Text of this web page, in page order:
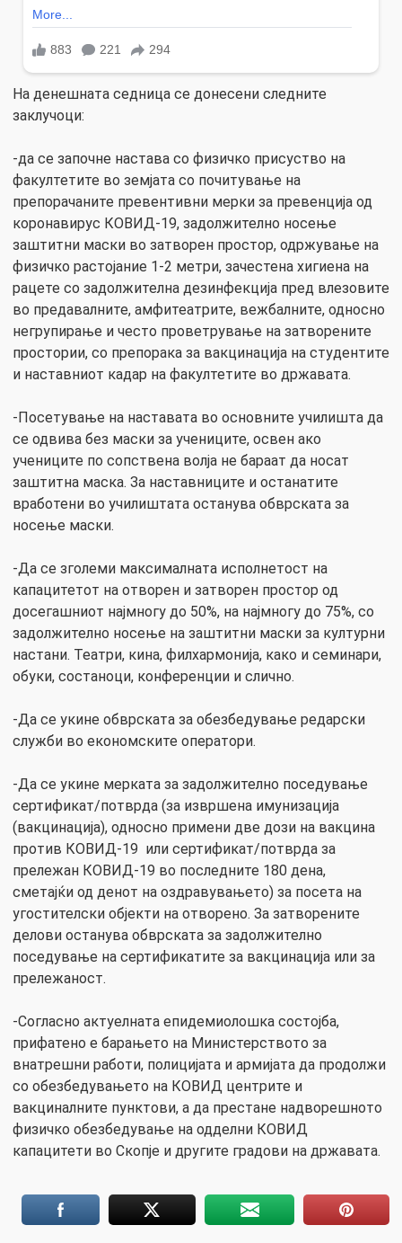
На денешната седница се донесени следните
заклучоци:
-да се започне настава со физичко присуство на
факултетите во земјата со почитување на
препорачаните превентивни мерки за превенција од
коронавирус КОВИД-19, задолжително носење
заштитни маски во затворен простор, одржување на
физичко растојание 1-2 метри, зачестена хигиена на
рацете со задолжителна дезинфекција пред влезовите
во предавалните, амфитеатрите, вежбалните, односно
негрупирање и често проветрување на затворените
простории, со препорака за вакцинација на студентите
и наставниот кадар на факултетите во државата.
-Посетување на наставата во основните училишта да
се одвива без маски за учениците, освен ако
учениците по сопствена волја не бараат да носат
заштитна маска. За наставниците и останатите
вработени во училиштата останува обврската за
носење маски.
-Да се зголеми максималната исполнетост на
капацитетот на отворен и затворен простор од
досегашниот најмногу до 50%, на најмногу до 75%, со
задолжително носење на заштитни маски за културни
настани. Театри, кина, филхармонија, како и семинари,
обуки, состаноци, конференции и слично.
-Да се укине обврската за обезбедување редарски
служби во економските оператори.
-Да се укине мерката за задолжително поседување
сертификат/потврда (за извршена имунизација
(вакцинација), односно примени две дози на вакцина
против КОВИД-19 или сертификат/потврда за
прележан КОВИД-19 во последните 180 дена,
сметајќи од денот на оздравувањето) за посета на
угостителски објекти на отворено. За затворените
делови останува обврската за задолжително
поседување на сертификатите за вакцинација или за
прележаност.
-Согласно актуелната епидемиолошка состојба,
прифатено е барањето на Министерството за
внатрешни работи, полицијата и армијата да продолжи
со обезбедувањето на КОВИД центрите и
вакциналните пунктови, а да престане надворешното
физичко обезбедување на одделни КОВИД
капацитети во Скопје и другите градови на државата.